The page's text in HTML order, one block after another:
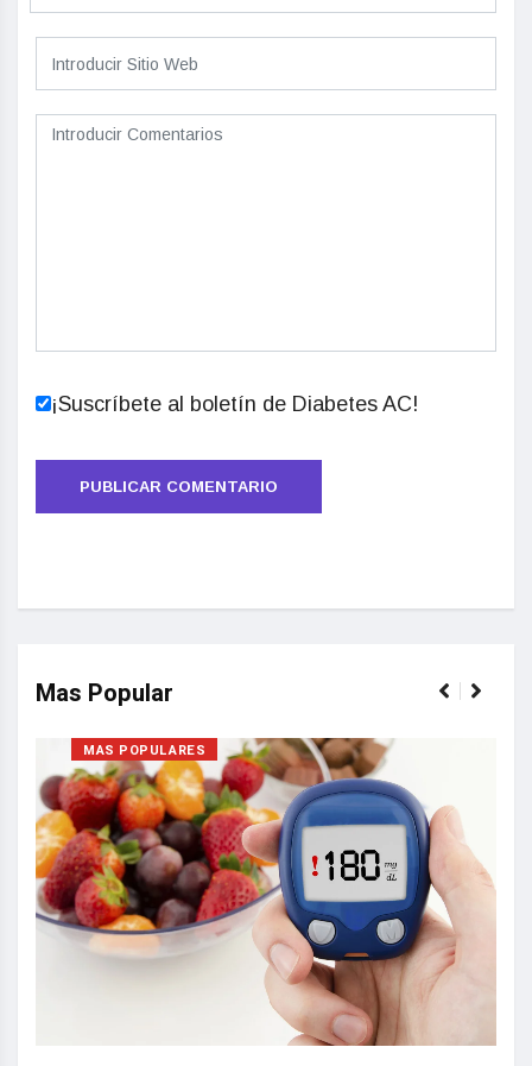
¡Suscríbete al boletín de Diabetes AC!
Mas Popular
MAS POPULARES